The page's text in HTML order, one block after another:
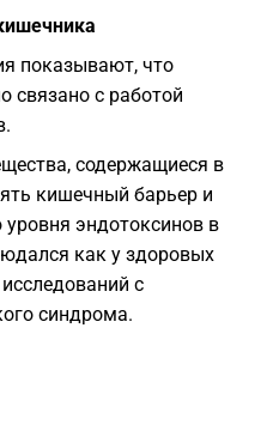
показывают, что
связано с работой
содержащиеся в
кишечный барьер и
эндотоксинов в
как у здоровых
с
синдрома.